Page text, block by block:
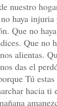
nuestro
haya injuria
Que no
Que no
alientas.
das el
Tú
hacia